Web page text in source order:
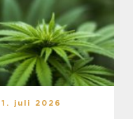
juli 2026